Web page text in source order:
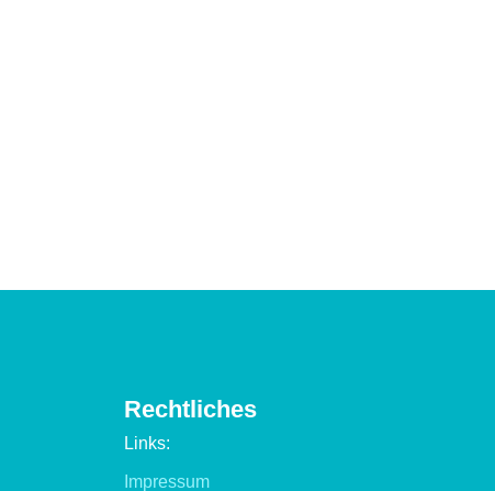
Rechtliches
Links:
Impressum